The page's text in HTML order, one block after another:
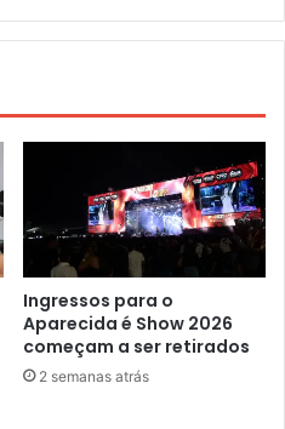
Ingressos para o
Aparecida é Show 2026
começam a ser retirados
2 semanas atrás